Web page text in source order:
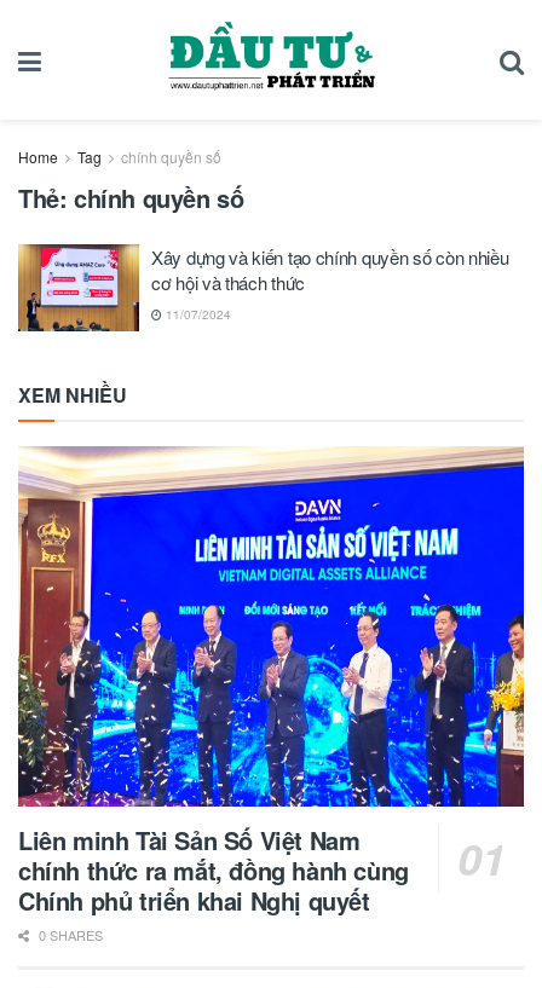
Home Tag chính quyền số
Thẻ: chính quyền số
Xây dựng và kiến tạo chính quyền số còn nhiều
cơ hội và thách thức
11/07/2024
XEM NHIỀU
Liên minh Tài Sản Số Việt Nam
chính thức ra mắt, đồng hành cùng
Chính phủ triển khai Nghị quyết
0 SHARES